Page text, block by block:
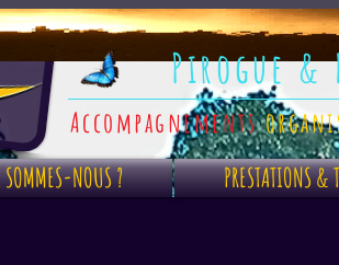
Pirogue &
Accompagnements
NOUS ? PRESTATIONS &